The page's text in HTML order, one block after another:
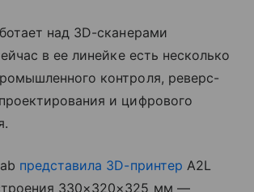
над 3D-сканерами
в ее линейке есть несколько
контроля, реверс-
и цифрового
представила 3D-принтер A2L
330×320×325 мм —